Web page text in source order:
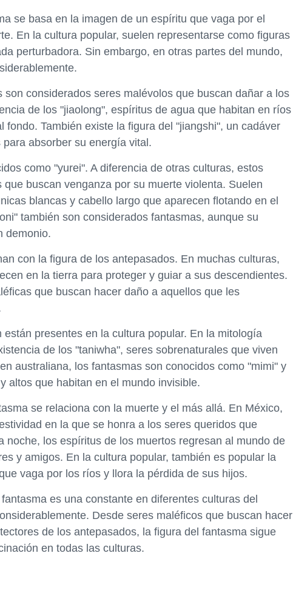
se basa en la imagen de un espíritu que vaga por el
En la cultura popular, suelen representarse como figuras
perturbadora. Sin embargo, en otras partes del mundo,
considerados seres malévolos que buscan dañar a los
de los "jiaolong", espíritus de agua que habitan en ríos
fondo. También existe la figura del "jiangshi", un cadáver
absorber su energía vital.
como "yurei". A diferencia de otras culturas, estos
buscan venganza por su muerte violenta. Suelen
blancas y cabello largo que aparecen flotando en el
también son considerados fantasmas, aunque su
demonio.
con la figura de los antepasados. En muchas culturas,
en la tierra para proteger y guiar a sus descendientes.
que buscan hacer daño a aquellos que les
presentes en la cultura popular. En la mitología
de los "taniwha", seres sobrenaturales que viven
australiana, los fantasmas son conocidos como "mimi" y
altos que habitan en el mundo invisible.
se relaciona con la muerte y el más allá. En México,
en la que se honra a los seres queridos que
noche, los espíritus de los muertos regresan al mundo de
y amigos. En la cultura popular, también es popular la
vaga por los ríos y llora la pérdida de sus hijos.
es una constante en diferentes culturas del
Desde seres maléficos que buscan hacer
de los antepasados, la figura del fantasma sigue
en todas las culturas.